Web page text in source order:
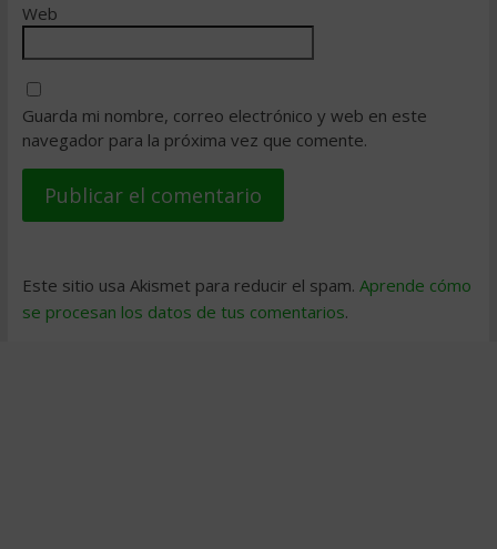
Web
Guarda mi nombre, correo electrónico y web en este
navegador para la próxima vez que comente.
Este sitio usa Akismet para reducir el spam. Aprende cómo
se procesan los datos de tus comentarios.